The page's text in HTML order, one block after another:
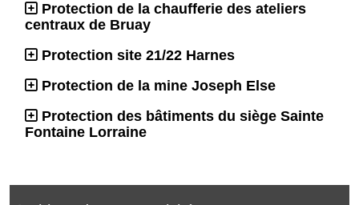
Protection de la chaufferie des ateliers
centraux de Bruay
Protection site 21/22 Harnes
Protection de la mine Joseph Else
Protection des bâtiments du siège Sainte
Fontaine Lorraine